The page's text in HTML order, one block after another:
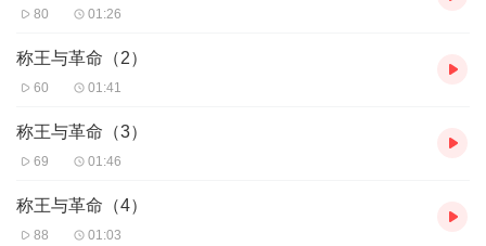
80 01:26
称王与革命（2）
60 01:41
称王与革命（3）
69 01:46
称王与革命（4）
88 01:03